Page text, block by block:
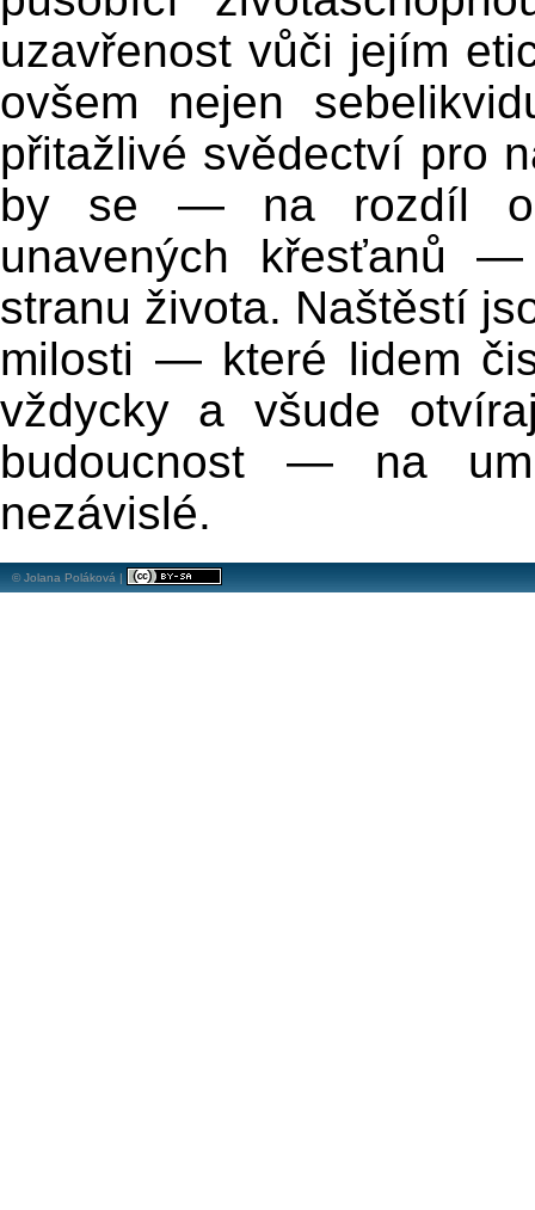
uzavřenost vůči jejím
ovšem nejen
přitažlivé svědectví pro
by se — na rozdíl od
unavených křesťanů
stranu života. Naštěstí
milosti — které lidem
vždycky a všude
budoucnost — na
nezávislé.
© Jolana Poláková |